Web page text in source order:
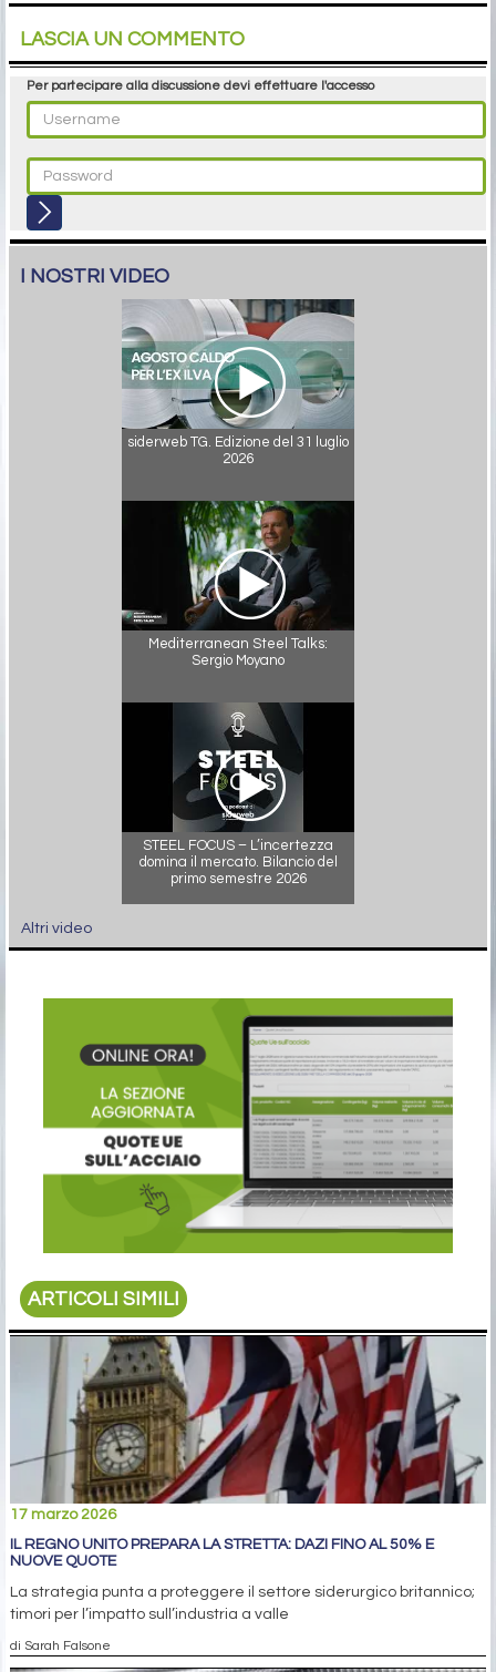
LASCIA UN COMMENTO
Per partecipare alla discussione devi effettuare l'accesso
I NOSTRI VIDEO
siderweb TG. Edizione del 31 luglio
2026
Mediterranean Steel Talks:
Sergio Moyano
STEEL FOCUS – L’incertezza
domina il mercato. Bilancio del
primo semestre 2026
Altri video
ARTICOLI SIMILI
17 marzo 2026
IL REGNO UNITO PREPARA LA STRETTA: DAZI FINO AL 50% E
NUOVE QUOTE
La strategia punta a proteggere il settore siderurgico britannico;
timori per l’impatto sull’industria a valle
di Sarah Falsone